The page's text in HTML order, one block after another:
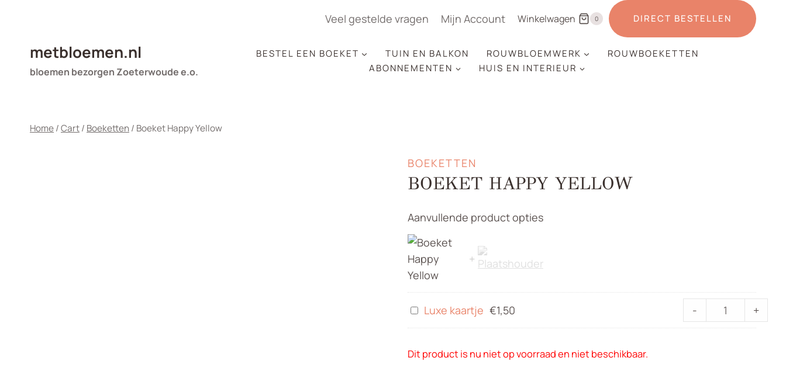
Veel gestelde vragen Mijn Account Winkelwagen 0 DIRECT BESTELLEN
metbloemen.nl
bloemen bezorgen Zoeterwoude e.o.
BESTEL EEN BOEKET TUIN EN BALKON ROUWBLOEMWERK
ROUWBOEKETTEN
ABONNEMENTEN
HUIS EN INTERIEUR
Home/Cart/ Boeketten/ Boeket Happy Yellow
BOEKETTEN
BOEKET HAPPY YELLOW
Aanvullende product opties
Luxe
kaartje
Luxe kaartje €1,50 -
Luxe
kaartje
+
Dit product is nu niet op voorraad en niet beschikbaar.